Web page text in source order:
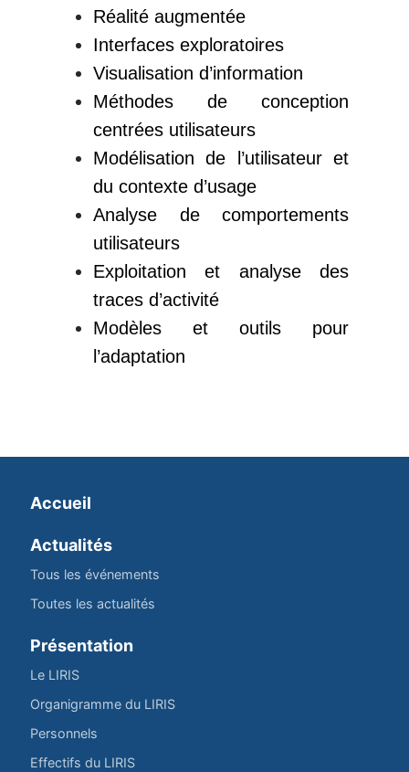
Réalité augmentée
Interfaces exploratoires
Visualisation d’information
Méthodes de conception
centrées utilisateurs
Modélisation de l’utilisateur et
du contexte d’usage
Analyse de comportements
utilisateurs
Exploitation et analyse des
traces d’activité
Modèles et outils pour
l’adaptation
Accueil
Actualités
Tous les événements
Toutes les actualités
Présentation
Le LIRIS
Organigramme du LIRIS
Personnels
Effectifs du LIRIS